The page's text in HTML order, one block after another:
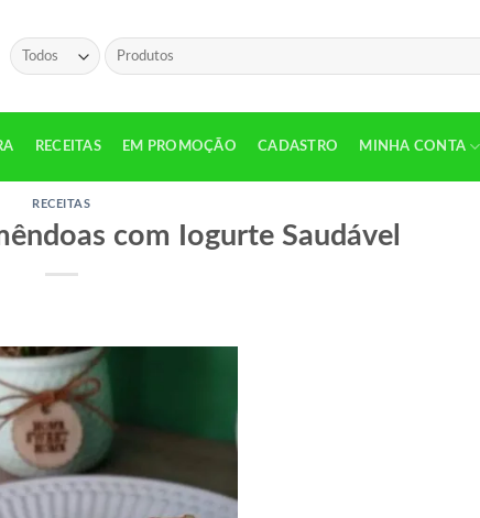
Pesquisar
por:
RECEITAS EM PROMOÇÃO CADASTRO MINHA CONTA
RECEITAS
com Iogurte Saudável